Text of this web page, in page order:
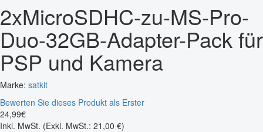
2xMicroSDHC-zu-MS-Pro-
Duo-32GB-Adapter-Pack für
PSP und Kamera
Marke: satkit
Bewerten Sie dieses Produkt als Erster
24,99€
Inkl. MwSt. (Exkl. MwSt.: 21,00 €)